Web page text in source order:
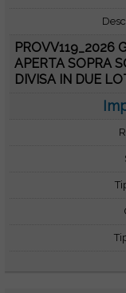
PROVV119_2026
APERTA SOPRA
DIVISA IN DUE